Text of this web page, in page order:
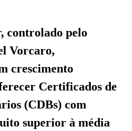
controlado pelo
Vorcaro,
crescimento
Certificados de
(CDBs) com
superior à média